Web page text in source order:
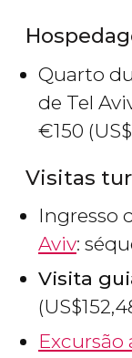
Quarto
de Tel
€150 (US$
Visitas
Ingresso
Aviv:
Visita
(US$
Excursão